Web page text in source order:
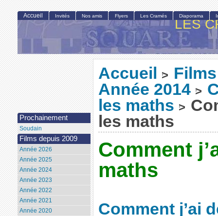
LES
Accueil >
Année 2014 >
les maths >
les maths
Comment
maths
Comment j’ai
Accueil Invités Nos amis Flyers Les Cramés Diaporama
Prochainement
Soudain
Films depuis 2009
Année 2026
Année 2025
Année 2024
Année 2023
Année 2022
Année 2021
Année 2020